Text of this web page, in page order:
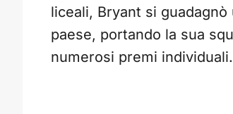
liceali, Bryant si
paese, portando la sua
numerosi premi individuali.